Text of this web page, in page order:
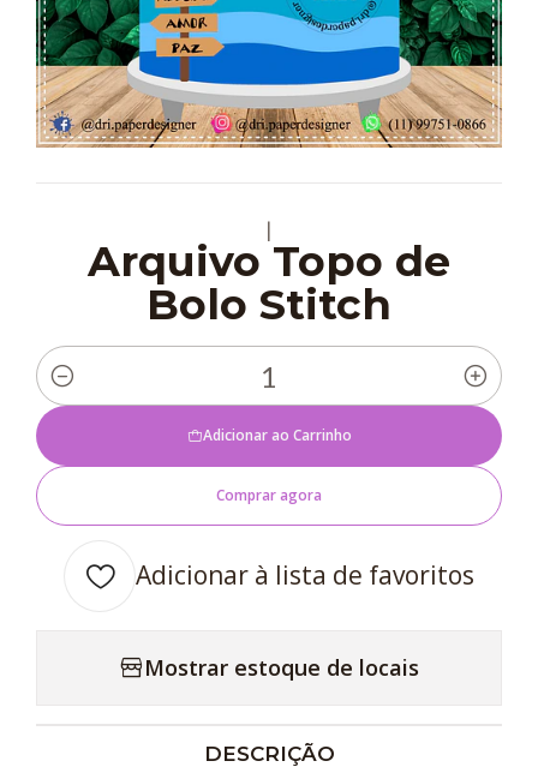
|
Arquivo Topo de
Bolo Stitch
Quantidade
Adicionar ao Carrinho
Comprar agora
Adicionar à lista de favoritos
Mostrar estoque de locais
DESCRIÇÃO